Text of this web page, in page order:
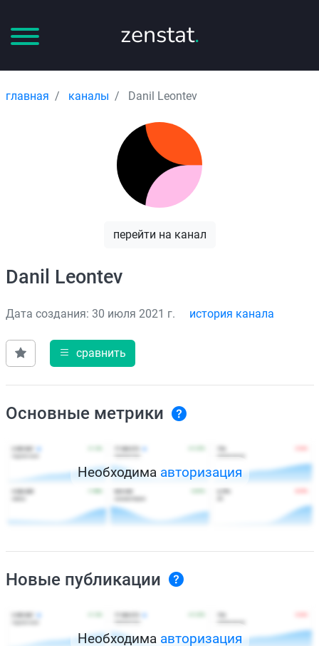
zenstat.
главная каналы Danil Leontev
перейти на канал
Danil Leontev
Дата создания: 30 июля 2021 г. история канала
сравнить
Основные метрики
Необходима авторизация
Новые публикации
Необходима авторизация